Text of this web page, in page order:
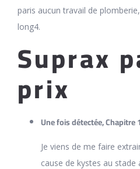
paris aucun travail de
long4.
Suprax
prix
Une fois détectée, Chapitre
Je viens de me faire
cause de kystes au stade